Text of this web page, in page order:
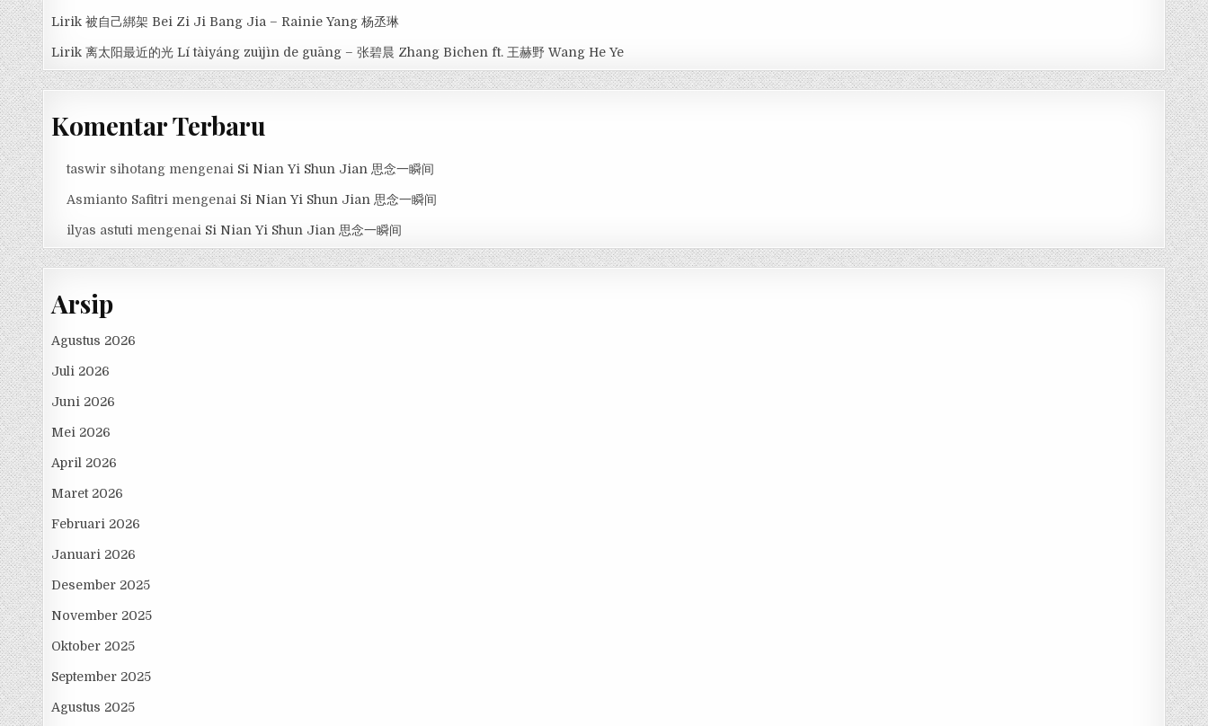
Lirik 被自己綁架 Bei Zi Ji Bang Jia – Rainie Yang 杨丞琳
Lirik 离太阳最近的光 Lí tàiyáng zuìjìn de guāng – 张碧晨 Zhang Bichen ft. 王赫野 Wang He Ye
Komentar Terbaru
taswir sihotangmengenai Si Nian Yi Shun Jian 思念一瞬间
Asmianto Safitri mengenai Si Nian Yi Shun Jian 思念一瞬间
ilyas astuti mengenai Si Nian Yi Shun Jian 思念一瞬间
Arsip
Agustus 2026
Juli 2026
Juni 2026
Mei 2026
April 2026
Maret 2026
Februari 2026
Januari 2026
Desember 2025
November 2025
Oktober 2025
September 2025
Agustus 2025